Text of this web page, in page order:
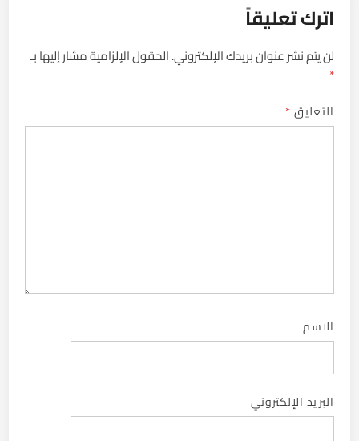
اترك تعليقاً
لن يتم نشر عنوان بريدك الإلكتروني.الحقول الإلزامية مشار إليها بـ
*
التعليق*
الاسم
البريد الإلكتروني